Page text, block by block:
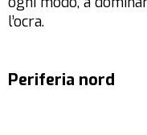
l’ocra.
Periferia nord